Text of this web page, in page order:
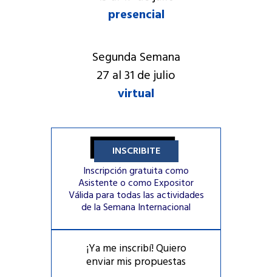
presencial
Segunda Semana
27 al 31 de julio
virtual
INSCRIBITE
Inscripción gratuita como
Asistente o como Expositor
Válida para todas las actividades
de la Semana Internacional
¡Ya me inscribí! Quiero
enviar mis propuestas